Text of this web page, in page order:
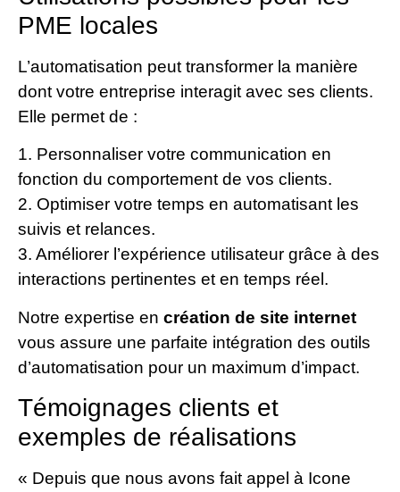
PME locales
L’automatisation peut transformer la manière
dont votre entreprise interagit avec ses clients.
Elle permet de :
1. Personnaliser votre communication en
fonction du comportement de vos clients.
2. Optimiser votre temps en automatisant les
suivis et relances.
3. Améliorer l’expérience utilisateur grâce à des
interactions pertinentes et en temps réel.
Notre expertise en création de site internet
vous assure une parfaite intégration des outils
d’automatisation pour un maximum d’impact.
Témoignages clients et
exemples de réalisations
« Depuis que nous avons fait appel à Icone